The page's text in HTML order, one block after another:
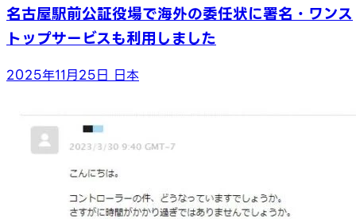
名古屋駅前公証役場で海外の委任状に署名・ワンス
トップサービスも利用しました
2025年11月25日 日本